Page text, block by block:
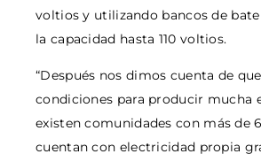
voltios y utilizando bancos de
la capacidad hasta 110 voltios.
“Después nos dimos cuenta de
condiciones para producir mucha
existen comunidades con más de
cuentan con electricidad propia